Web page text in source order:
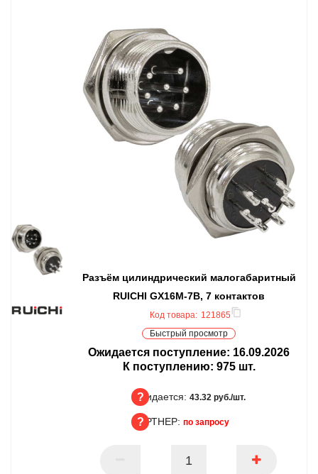
Разъём цилиндрический малогабаритный
RUICHI GX16M-7B, 7 контактов
Код товара: 121865
Быстрый просмотр
Ожидается поступление: 16.09.2026
К поступлению: 975шт.
Ожидается
Ожидается: 43.32 руб./шт.
ПАРТНЕР: по запросу